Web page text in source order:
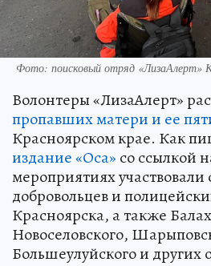
Фото: поисковый отряд «ЛизаАлерт»
Волонтеры «ЛизаАлерт»
пропавших матери и ее
Красноярском крае. Как
издание «Оса» со ссылкой
мероприятиях участвовали
добровольцев и
Красноярска, а также
Новоселовского,
Большеулуйского и других